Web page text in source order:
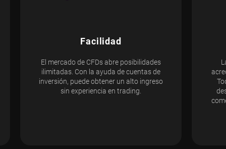
Facilidad
El mercado de CFDs abre posibilidades
ilimitadas. Con la ayuda de cuentas de
inversión, puede obtener un alto ingreso
sin experiencia en trading.